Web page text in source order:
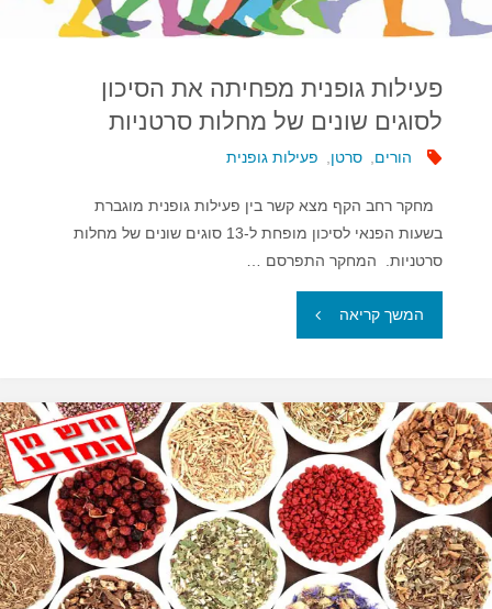
(כולל
פעילות גופנית מפחיתה את הסיכון
לסוגים שונים של מחלות סרטניות
הורים סרטן פעילות גופנית
מחקר רחב הקף מצא קשר בין פעילות גופנית מוגברת
בשעות הפנאי לסיכון מופחת ל-13 סוגים שונים של מחלות
סרטניות. המחקר התפרסם …
המשך קריאה "פעילות
מפחיתה
את
הסיכון
לסוגים
שונים